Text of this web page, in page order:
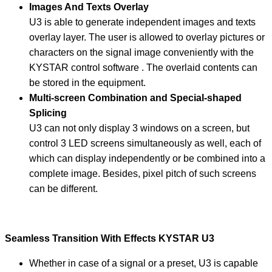
Images And Texts Overlay
U3 is able to generate independent images and texts
overlay layer. The user is allowed to overlay pictures or
characters on the signal image conveniently with the
KYSTAR control software . The overlaid contents can
be stored in the equipment.
Multi-screen Combination and Special-shaped
Splicing
U3 can not only display 3 windows on a screen, but
control 3 LED screens simultaneously as well, each of
which can display independently or be combined into a
complete image. Besides, pixel pitch of such screens
can be different.
Seamless Transition With Effects KYSTAR U3
Whether in case of a signal or a preset, U3 is capable